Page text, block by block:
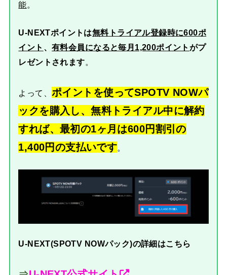
能。
U-NEXTポイントは無料トライアル登録時に600ポ
イント 、有料会員になると毎月1,200ポイント がプ
レゼントされます。
よって、 ポイントを使ってSPOTV NOWパ
ックを購入し、無料トライアル中に解約
すれば、最初の1ヶ月は600円割引の
1,400円の支払いです
U-NEXT(SPOTV NOWパック)の詳細はこちら